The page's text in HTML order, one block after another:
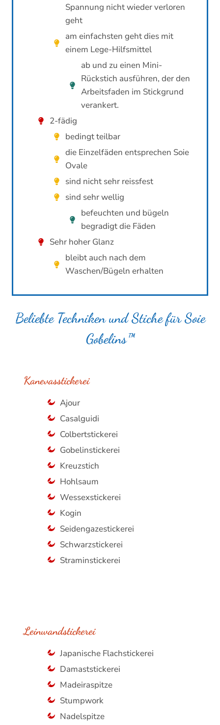
Spannung nicht wieder verloren
geht
am einfachsten geht dies mit
einem Lege-Hilfsmittel
ab und zu einen Mini-
Rückstich ausführen, der den
Arbeitsfaden im Stickgrund
verankert.
2-fädig
bedingt teilbar
die Einzelfäden entsprechen Soie
Ovale
sind nicht sehr reissfest
sind sehr wellig
befeuchten und bügeln
begradigt die Fäden
Sehr hoher Glanz
bleibt auch nach dem
Waschen/Bügeln erhalten
Beliebte Techniken und Stiche für Soie
Gobelins™
Kanevasstickerei
Ajour
Casalguidi
Colbertstickerei
Gobelinstickerei
Kreuzstich
Hohlsaum
Wessexstickerei
Kogin
Seidengazestickerei
Schwarzstickerei
Straminstickerei
Leinwandstickerei
Japanische Flachstickerei
Damaststickerei
Madeiraspitze
Stumpwork
Nadelspitze